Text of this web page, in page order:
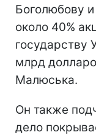
Боголюбову
около 40%
государству
млрд
Малюська.
Он также
дело